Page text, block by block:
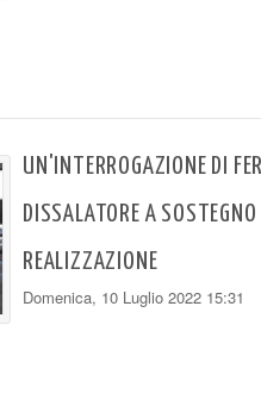
UN'INTERROGAZIONE DI
DISSALATORE A
REALIZZAZIONE
Domenica, 10 Luglio 2022 15:31